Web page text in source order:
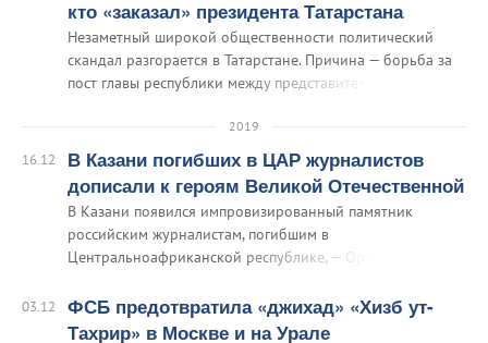
этой «особой» республике?
кто «заказал» президента Татарстана
Незаметный широкой общественности политический
скандал разгорается в Татарстане. Причина — борьба за
пост главы республики между представителями татарских
президент республики Рустам Минниханов, на которого
месяц назад неизвестные доброжелатели слили порцию
тщательно подобранного компромата…
2019
16.12
В Казани погибших в ЦАР журналистов
дописали к героям Великой Отечественной
В Казани появился импровизированный памятник
российским журналистам, погибшим в
Центральноафриканской республике, — Орхану Джемалю,
Мемориальную табличку с именами и фото погибших
приделали к уже существующему памятнику журналистам
03.12
ФСБ предотвратила «джихад» «Хизб ут-
Тахрир» в Москве и на Урале